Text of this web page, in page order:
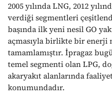
2005 yılında LNG, 2012
verdiği segmentleri
başında ilk yeni nesil GO
açmasıyla birlikte bir enerji
tamamlamıştır. İpragaz
temel segmenti olan LPG,
akaryakıt alanlarında
konumundadır.